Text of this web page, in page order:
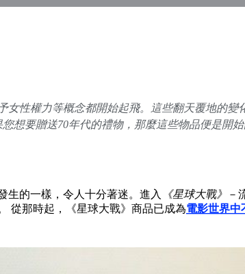
性權力等概念都開始起飛。這些翻天覆地的
想要贈送70年代的禮物，那麼這些物品便是開始
生的一樣，令人十分著迷。進入 《星球大戰》
－
從那時起，《星球大戰》商品已成為電影世界中